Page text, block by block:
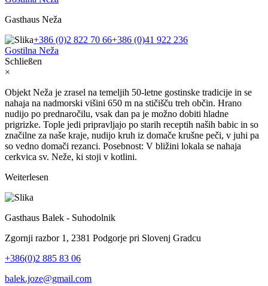
Gasthaus Neža
+386 (0)2 822 70 66+386 (0)41 922 236
Gostilna Neža
Schließen
×
Objekt Neža je zrasel na temeljih 50-letne gostinske tradicije in se
nahaja na nadmorski višini 650 m na stičišču treh občin. Hrano
nudijo po prednaročilu, vsak dan pa je možno dobiti hladne
prigrizke. Tople jedi pripravljajo po starih receptih naših babic in so
značilne za naše kraje, nudijo kruh iz domače krušne peči, v juhi pa
so vedno domači rezanci. Posebnost: V bližini lokala se nahaja
cerkvica sv. Neže, ki stoji v kotlini.
Weiterlesen
Gasthaus Balek - Suhodolnik
Zgornji razbor 1, 2381 Podgorje pri Slovenj Gradcu
+386(0)2 885 83 06
balek.joze@gmail.com